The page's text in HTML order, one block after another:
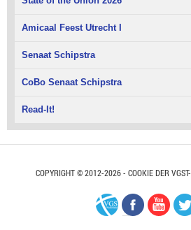
Amicaal Feest Utrecht I
Senaat Schipstra
CoBo Senaat Schipstra
Read-It!
COPYRIGHT © 2012-2026 - COOKIE DER VGST-